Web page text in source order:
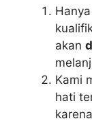
akan
Kami
hati